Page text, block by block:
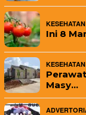
KESEHATAN
Ini 8
KESEHATAN
Masy…